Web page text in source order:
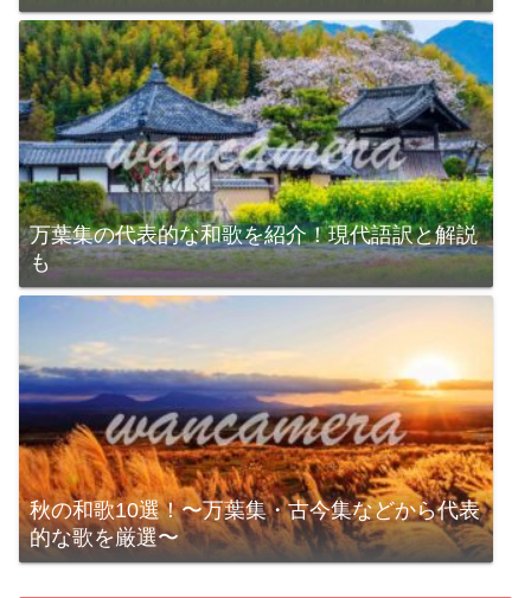
万葉集の代表的な和歌を紹介！現代語訳と解説
も
秋の和歌10選！〜万葉集・古今集などから代表
的な歌を厳選〜